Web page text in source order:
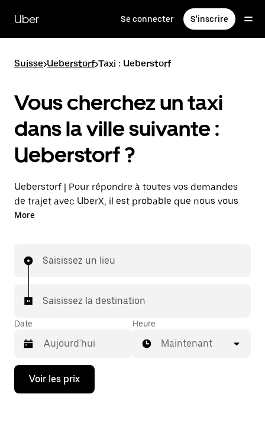
contenu
principal
Uber Se connecter S'inscrire
Suisse>Ueberstorf>Taxi : Ueberstorf
Vous cherchez un taxi
dans la ville suivante :
Ueberstorf ?
Ueberstorf | Pour répondre à toutes vos demandes
de trajet avec UberX, il est probable que nous vous
mettions en relation avec un chauffeur de taxi. Si tel
et 7 j/7), comme avec UberX, et pourrez rejoindre
Dans certaines villes de Suisse, pour vous assurer de
pouvez le demander dans l'application.
More
Saisissez un lieu
Saisissez la destination
Date
Appuyez
la
Heure
Maintenant
Voir les prix